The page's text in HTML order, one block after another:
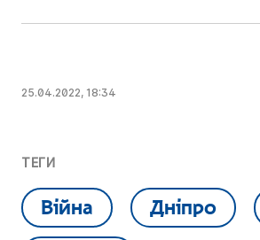
25.04.2022, 18:34
ТЕГИ
Війна Дніпро